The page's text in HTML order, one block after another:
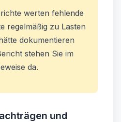
werten fehlende
regelmäßig zu Lasten
dokumentieren
stehen Sie im
da.
und